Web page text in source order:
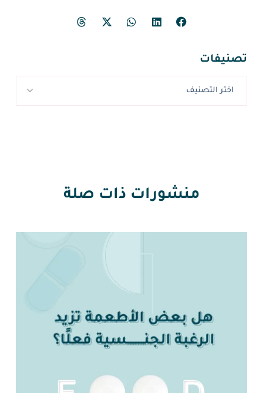
تصنيفات
اختر التصنيف
منشورات ذات صلة